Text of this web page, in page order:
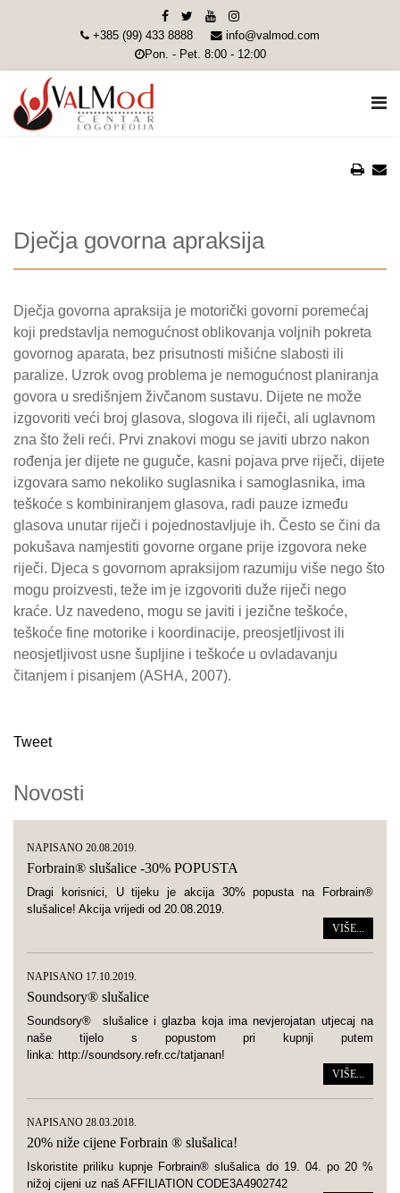
+385 (99) 433 8888
info@valmod.com
Pon. - Pet. 8:00 - 12:00
Dječja govorna apraksija
Dječja govorna apraksija je motorički govorni poremećaj
koji predstavlja nemogućnost oblikovanja voljnih pokreta
govornog aparata, bez prisutnosti mišićne slabosti ili
paralize. Uzrok ovog problema je nemogućnost planiranja
govora u središnjem živčanom sustavu. Dijete ne može
izgovoriti veći broj glasova, slogova ili riječi, ali uglavnom
zna što želi reći. Prvi znakovi mogu se javiti ubrzo nakon
rođenja jer dijete ne guguče, kasni pojava prve riječi, dijete
izgovara samo nekoliko suglasnika i samoglasnika, ima
teškoće s kombiniranjem glasova, radi pauze između
glasova unutar riječi i pojednostavljuje ih. Često se čini da
pokušava namjestiti govorne organe prije izgovora neke
riječi. Djeca s govornom apraksijom razumiju više nego što
mogu proizvesti, teže im je izgovoriti duže riječi nego
kraće. Uz navedeno, mogu se javiti i jezične teškoće,
teškoće fine motorike i koordinacije, preosjetljivost ili
neosjetljivost usne šupljine i teškoće u ovladavanju
čitanjem i pisanjem (ASHA, 2007).
Tweet
Novosti
NAPISANO 20.08.2019.
Forbrain® slušalice -30% POPUSTA
Dragi korisnici, U tijeku je akcija 30% popusta na Forbrain®
slušalice! Akcija vrijedi od 20.08.2019.
VIŠE...
NAPISANO 17.10.2019.
Soundsory® slušalice
Soundsory® slušalice i glazba koja ima nevjerojatan utjecaj na
naše tijelo s popustom pri kupnji putem
linka: http://soundsory.refr.cc/tatjanan!
VIŠE...
NAPISANO 28.03.2018.
20% niže cijene Forbrain ® slušalica!
Iskoristite priliku kupnje Forbrain® slušalica do 19. 04. po 20 %
nižoj cijeni uz naš AFFILIATION CODE3A4902742